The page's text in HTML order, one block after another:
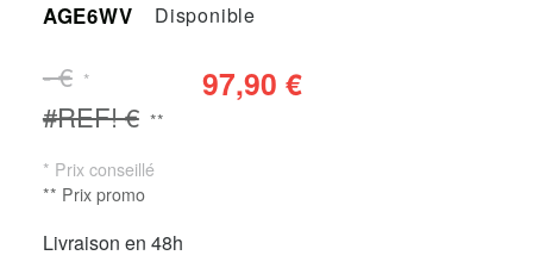
AGE6WV Disponible
- € *
#REF! € **
97,90 €
* Prix conseillé
** Prix promo
Livraison en 48h